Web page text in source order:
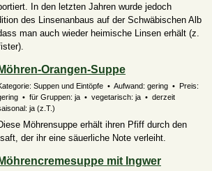
In den letzten Jahren wurde jedoch
des Linsenanbaus auf der Schwäbischen Alb
man auch wieder heimische Linsen erhält (z.
Möhren-Orangen-Suppe
Suppen und Eintöpfe • Aufwand: gering • Preis:
• für Gruppen: ja • vegetarisch: ja • derzeit
ja (z.T.)
Möhrensuppe erhält ihren Pfiff durch den
der ihr eine säuerliche Note verleiht.
Möhrencremesuppe mit Ingwer